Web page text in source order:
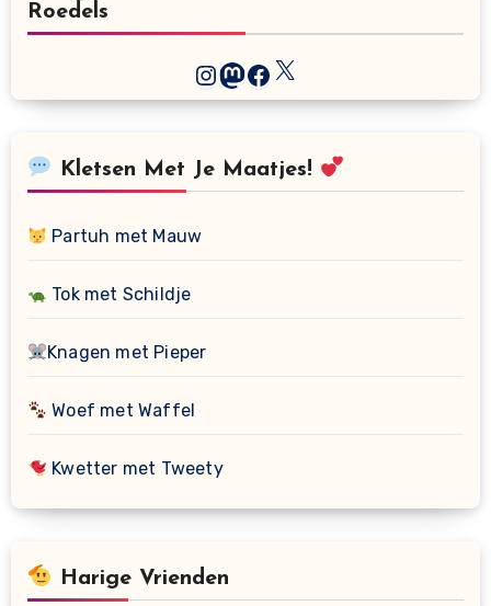
Roedels
Instagram
Mastodon
Facebook
X
Kletsen Met Je Maatjes!
Partuh met Mauw
Tok met Schildje
Knagen met Pieper
Woef met Waffel
Kwetter met Tweety
Harige Vrienden